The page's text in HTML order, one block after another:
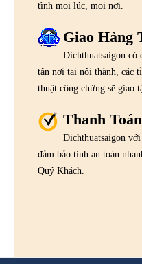
tình mọi lúc, mọi nơi.
Giao Hàng
Dichthuatsaigon có
tận nơi tại nội thành, các
thuật công chứng sẽ giao
Thanh
Dichthuatsaigon
đảm bảo tính an toàn
Quý Khách.